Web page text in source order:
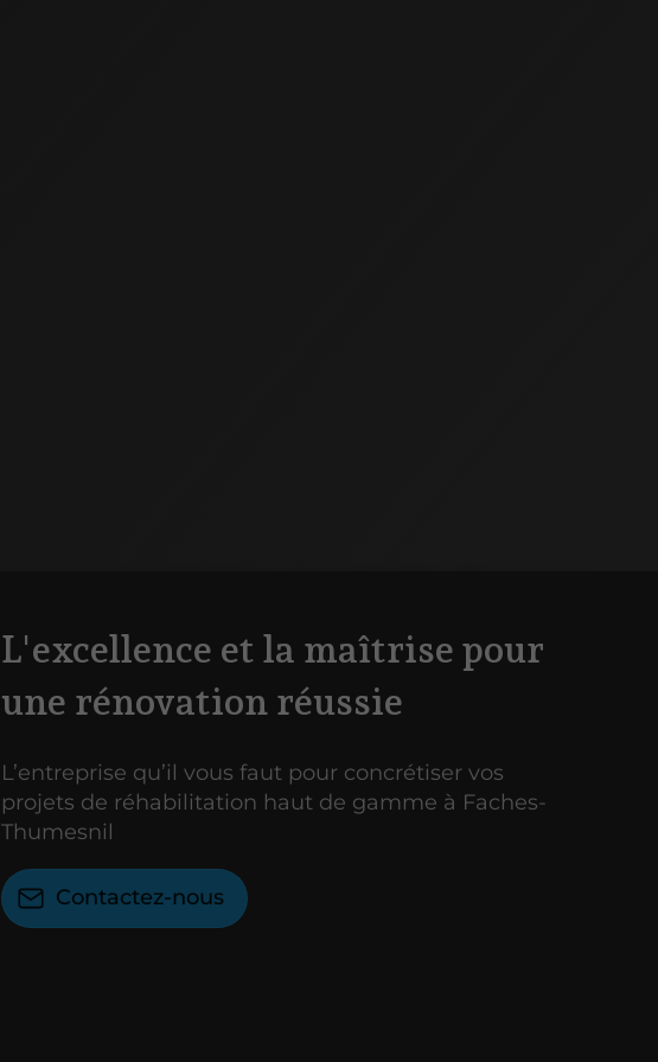
L'excellence et la maîtrise pour
une rénovation réussie
L’entreprise qu’il vous faut pour concrétiser vos
projets de réhabilitation haut de gamme à Faches-
Thumesnil
Contactez-nous